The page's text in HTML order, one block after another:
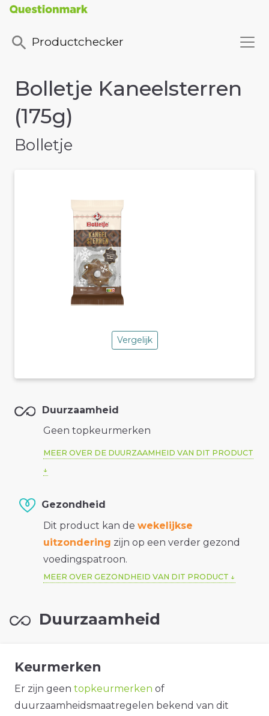
Productchecker
Bolletje Kaneelsterren
(175g)
Bolletje
Vergelijk
Duurzaamheid
Geen topkeurmerken
MEER OVER DE DUURZAAMHEID VAN DIT PRODUCT
Gezondheid
Dit product kan de wekelijkse
uitzondering zijn op een verder gezond
voedingspatroon.
MEER OVER GEZONDHEID VAN DIT PRODUCT
Duurzaamheid
Keurmerken
Er zijn geen topkeurmerken of
duurzaamheidsmaatregelen bekend van dit